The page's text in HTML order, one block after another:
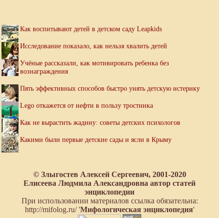
Как воспитывают детей в детском саду Leapkids
Исследование показало, как нельзя хвалить детей
Учёные рассказали, как мотивировать ребенка без
вознаграждения
Пять эффективных способов быстро унять детскую истерику
Lego откажется от нефти в пользу тростника
Как не вырастить жадину: советы детских психологов
Какими были первые детские сады и ясли в Крыму
© Злыгостев Алексей Сергеевич, 2001-2020
Елисеева Людмила Александровна автор статей
энциклопедии
При использовании материалов ссылка обязательна:
http://mifolog.ru/ 'Мифологическая энциклопедия'